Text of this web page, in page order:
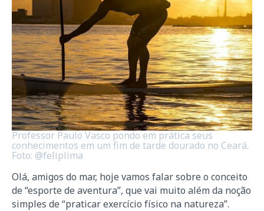
Professor Paulo Vasco pondo em prática seus
conhecimentos em um fim de tarde dourado no Ceará.
Foto: @feliplima
Olá, amigos do mar, hoje vamos falar sobre o conceito
de “esporte de aventura”, que vai muito além da noção
simples de “praticar exercício físico na natureza”.